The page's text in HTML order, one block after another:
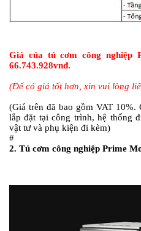
Giá của tủ cơm công nghiệp
66.743.928vnđ.
(Để có giá tốt hơn, xin vui lòng
(Giá trên đã bao gồm VAT 10%.
lắp đặt tại công trình, hệ thống
vật tư và phụ kiện đi kèm)
#
2. Tủ cơm công nghiệp Prime